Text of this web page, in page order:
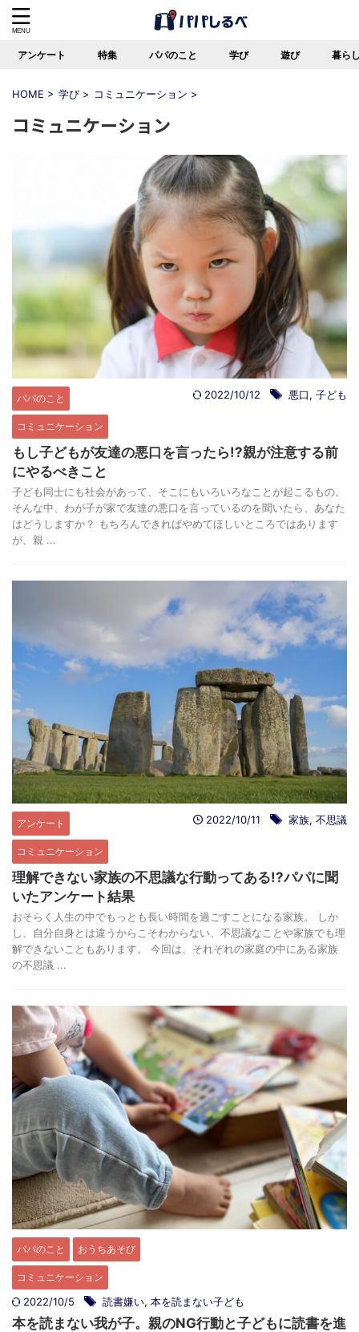
アンケート 特集 パパのこと 学び 遊び 暮ら
HOME > 学び > コミュニケーション >
コミュニケーション
パパのこと
コミュニケーション
2022/10/12 悪口, 子ども
もし子どもが友達の悪口を言ったら!?親が注意する前
にやるべきこと
子ども同士にも社会があって、そこにもいろいろなことが起こるもの。
そんな中、わが子が家で友達の悪口を言っているのを聞いたら、あなた
はどうしますか？ もちろんできればやめてほしいところではあります
が、親 ...
アンケート
コミュニケーション
2022/10/11 家族, 不思議
理解できない家族の不思議な行動ってある!?パパに聞
いたアンケート結果
おそらく人生の中でもっとも長い時間を過ごすことになる家族。 しか
し、自分自身とは違うからこそわからない、不思議なことや家族でも理
解できないこともあります。 今回は、それぞれの家庭の中にある家族
の不思議 ...
パパのこと おうちあそび
コミュニケーション
2022/10/5 読書嫌い, 本を読まない子ども
本を読まない我が子。親のNG行動と子どもに読書を進